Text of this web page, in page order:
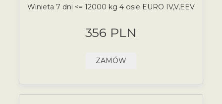
Winieta 7 dni <= 12000 kg 4 osie EURO IV,V,EEV
356 PLN
ZAMÓW